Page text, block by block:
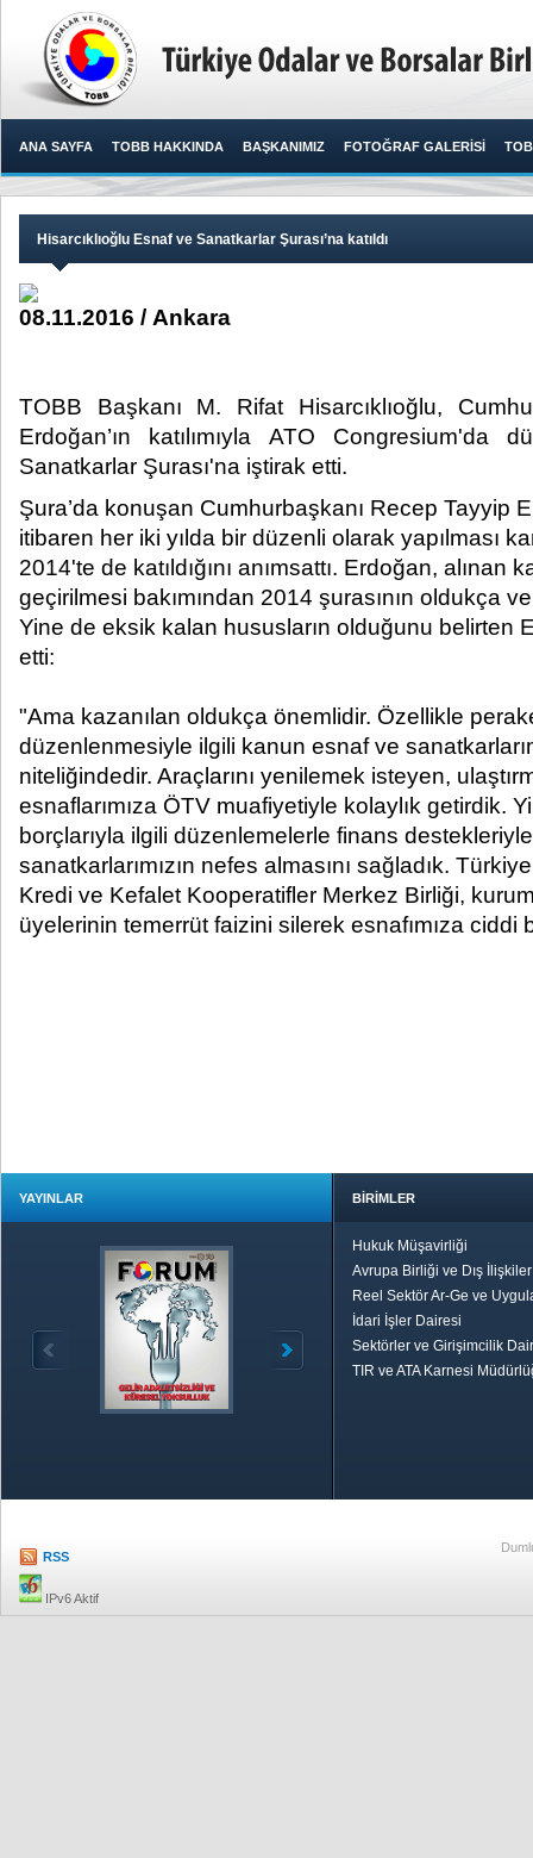
ANA SAYFA TOBB HAKKINDA BAŞKANIMIZ FOTOĞRAF GALERİSİ
Hisarcıklıoğlu Esnaf ve Sanatkarlar Şurası’na katıldı
08.11.2016 / Ankara
TOBB Başkanı M. Rifat Hisarcıklıoğlu,
Erdoğan’ın katılımıyla ATO Congresium'da
Sanatkarlar Şurası'na iştirak etti. ​
Şura’da konuşan Cumhurbaşkanı Recep Tayyip
itibaren her iki yılda bir düzenli olarak yapılması
2014'te de katıldığını anımsattı. Erdoğan, alınan
geçirilmesi bakımından 2014 şurasının oldukça
Yine de eksik kalan hususların olduğunu belirten
etti:
"Ama kazanılan oldukça önemlidir. Özellikle
düzenlenmesiyle ilgili kanun esnaf ve
niteliğindedir. Araçlarını yenilemek isteyen,
esnaflarımıza ÖTV muafiyetiyle kolaylık getirdik.
borçlarıyla ilgili düzenlemelerle finans
sanatkarlarımızın nefes almasını sağladık.
Kredi ve Kefalet Kooperatifler Merkez Birliği,
üyelerinin temerrüt faizini silerek esnafımıza ciddi
YAYINLAR BİRİMLER
Hukuk Müşavirliği
Avrupa Birliği ve Dış
Reel Sektör Ar-Ge ve
İdari İşler Dairesi
Sektörler ve Girişimcilik
TIR ve ATA Karnesi
RSS
IPv6 Aktif